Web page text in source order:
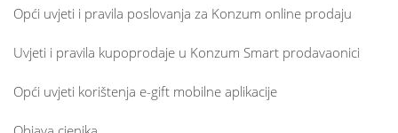
Opći uvjeti i pravila poslovanja za Konzum online prodaju
Uvjeti i pravila kupoprodaje u Konzum Smart prodavaonici
Opći uvjeti korištenja e-gift mobilne aplikacije